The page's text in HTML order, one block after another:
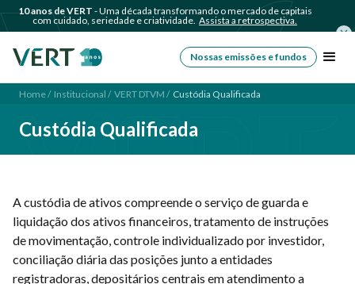
10 anos de VERT - Uma década transformando o mercado de capitais
com cuidado, seriedade e criatividade. Assista a retrospectiva.
Nossas emissões e fundos
Home / Institucional / VERT DTVM / Custódia Qualificada
Custódia Qualificada
A custódia de ativos compreende o serviço de guarda e
liquidação dos ativos financeiros, tratamento de instruções
de movimentação, controle individualizado por investidor,
conciliação diária das posições junto a entidades
registradoras, depositários centrais em atendimento a